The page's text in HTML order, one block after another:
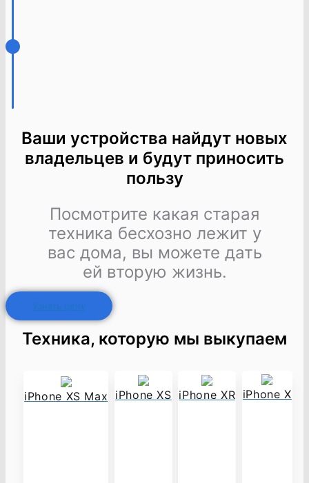
Ваши устройства найдут новых
владельцев и будут приносить
пользу
Посмотрите какая старая
техника бесхозно лежит у
вас дома, вы можете дать
ей вторую жизнь.
Узнать цену
Техника, которую мы выкупаем
iPhone XS Max iPhone XS iPhone XR iPhone X